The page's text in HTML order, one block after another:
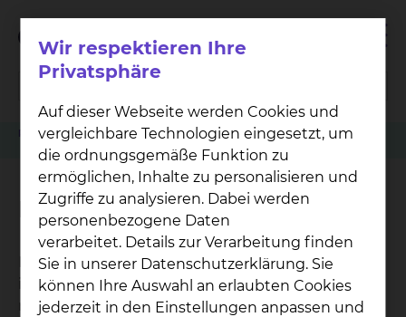
Patienten Angehörige & Besucher
Strahlentherapie & Radioonkologie
Familienzimmer
Familienzimmer
Da wir überwiegend Zwei-Bett-Zimmer anbieten,
ist meist auch die Unterbringung des Vaters
möglich (Bett: ca. 95,- €/Tag).
Wir respektieren Ihre
Privatsphäre
Auf dieser Webseite werden Cookies und
vergleichbare Technologien eingesetzt, um
die ordnungsgemäße Funktion zu
ermöglichen, Inhalte zu personalisieren und
Zugriffe zu analysieren. Dabei werden
personenbezogene Daten
verarbeitet. Details zur Verarbeitung finden
Sie in unserer Datenschutzerklärung. Sie
können Ihre Auswahl an erlaubten Cookies
jederzeit in den Einstellungen anpassen und